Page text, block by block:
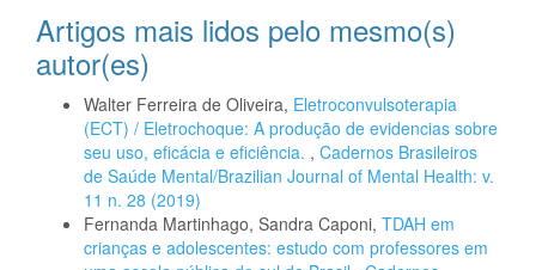
Artigos mais lidos pelo mesmo(s)
autor(es)
Walter Ferreira de Oliveira, Eletroconvulsoterapia
(ECT) / Eletrochoque: A produção de evidencias sobre
seu uso, eficácia e eficiência. , Cadernos Brasileiros
de Saúde Mental/Brazilian Journal of Mental Health: v.
11 n. 28 (2019)
Fernanda Martinhago, Sandra Caponi, TDAH em
crianças e adolescentes: estudo com professores em